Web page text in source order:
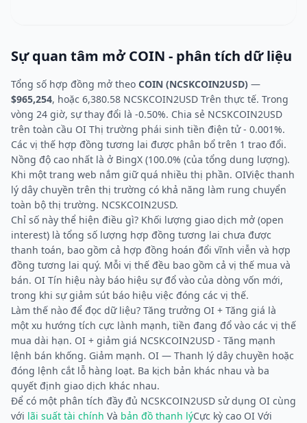
Sự quan tâm mở COIN - phân tích dữ liệu
Tổng số hợp đồng mở theo COIN (NCSKCOIN2USD) —
$965,254, hoặc 6,380.58 NCSKCOIN2USD Trên thực tế. Trong
vòng 24 giờ, sự thay đổi là -0.50%. Chia sẻ NCSKCOIN2USD
trên toàn cầu OI Thị trường phái sinh tiền điện tử - 0.001%.
Các vị thế hợp đồng tương lai được phân bổ trên 1 trao đổi.
Nồng độ cao nhất là ở BingX (100.0% (của tổng dung lượng).
Khi một trang web nắm giữ quá nhiều thị phần. OIViệc thanh
lý dây chuyền trên thị trường có khả năng làm rung chuyển
toàn bộ thị trường. NCSKCOIN2USD.
Chỉ số này thể hiện điều gì? Khối lượng giao dịch mở (open
interest) là tổng số lượng hợp đồng tương lai chưa được
thanh toán, bao gồm cả hợp đồng hoán đổi vĩnh viễn và hợp
đồng tương lai quý. Mỗi vị thế đều bao gồm cả vị thế mua và
bán. OI Tín hiệu này báo hiệu sự đổ vào của dòng vốn mới,
trong khi sự giảm sút báo hiệu việc đóng các vị thế.
Làm thế nào để đọc dữ liệu? Tăng trưởng OI + Tăng giá là
một xu hướng tích cực lành mạnh, tiền đang đổ vào các vị thế
mua dài hạn. OI + giảm giá NCSKCOIN2USD - Tăng mạnh
lệnh bán khống. Giảm mạnh. OI — Thanh lý dây chuyền hoặc
đóng lệnh cắt lỗ hàng loạt. Ba kịch bản khác nhau và ba
quyết định giao dịch khác nhau.
Để có một phân tích đầy đủ NCSKCOIN2USD sử dụng OI cùng
với lãi suất tài chính Và bản đồ thanh lýCực kỳ cao OI Với